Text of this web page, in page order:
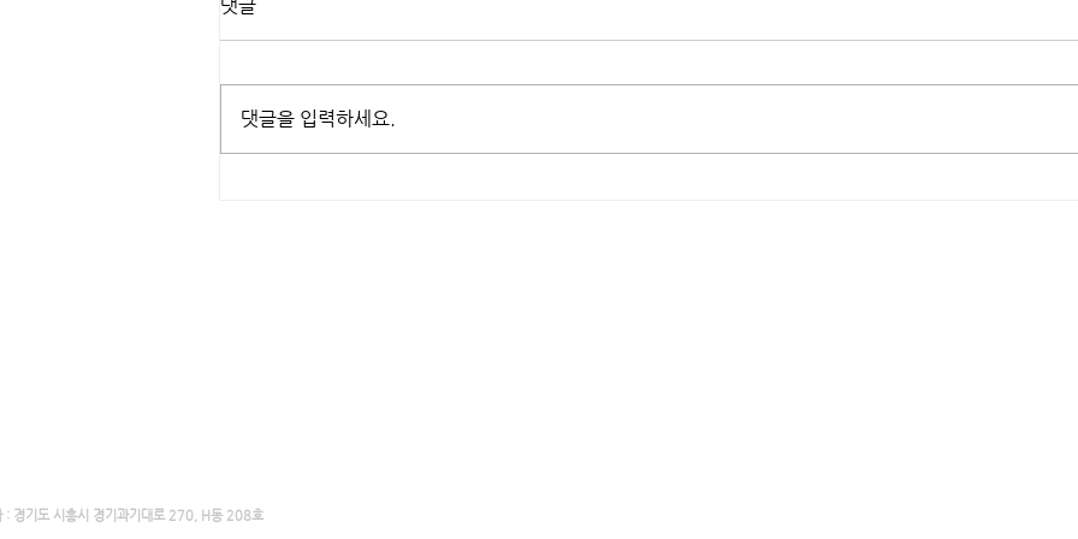
보석
댓글
댓글을 입력하세요.
: 경기도 시흥시 경기과기대로 270, H동 208호